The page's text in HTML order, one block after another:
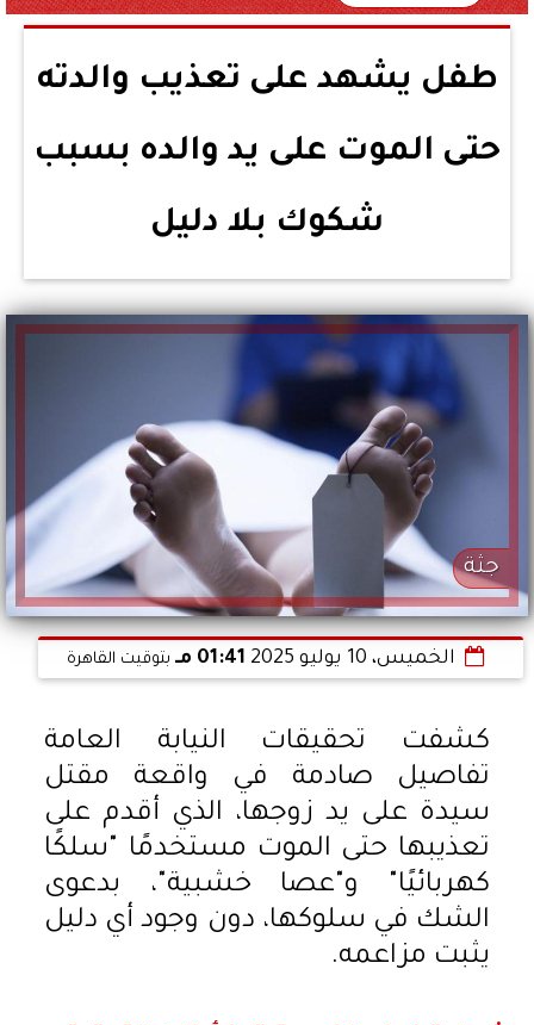
طفل يشهد على تعذيب والدته
حتى الموت على يد والده بسبب
شكوك بلا دليل
جثة
الخميس، 10 يوليو 2025 01:41 مـ بتوقيت القاهرة
كشفت تحقيقات النيابة العامة
تفاصيل صادمة في واقعة مقتل
سيدة على يد زوجها، الذي أقدم على
تعذيبها حتى الموت مستخدمًا "سلكًا
كهربائيًا" و"عصا خشبية"، بدعوى
الشك في سلوكها، دون وجود أي دليل
يثبت مزاعمه.